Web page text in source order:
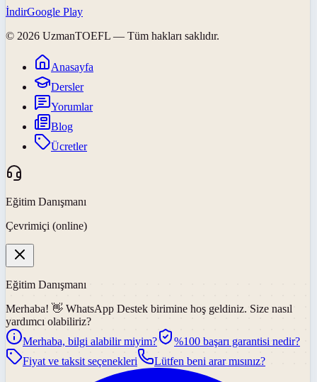
İndirGoogle Play
© 2026 UzmanTOEFL — Tüm hakları saklıdır.
Anasayfa
Dersler
Yorumlar
Blog
Ücretler
Eğitim Danışmanı
Çevrimiçi (online)
Eğitim Danışmanı
Merhaba! 👋 WhatsApp Destek birimine hoş geldiniz. Size nasıl
yardımcı olabiliriz?
Merhaba, bilgi alabilir miyim?
%100 başarı garantisi nedir?
Fiyat ve taksit seçenekleri
Lütfen beni arar mısınız?